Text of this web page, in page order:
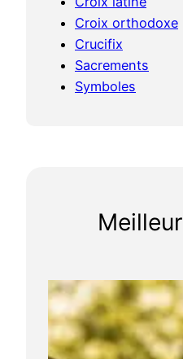
Croix orthodoxe
Crucifix
Sacrements
Symboles